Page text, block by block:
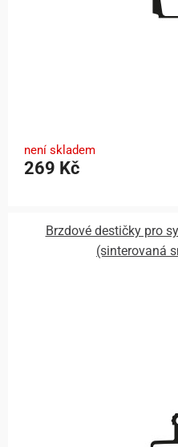
není skladem
269 Kč
Brzdové destičky pro
(sinterovaná